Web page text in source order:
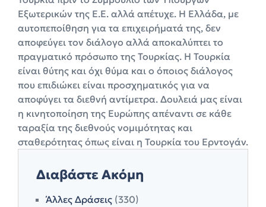
Εξωτερικών της Ε.Ε. αλλά απέτυχε. Η Ελλάδα, με
αυτοπεποίθηση για τα επιχειρήματά της, δεν
αποφεύγει τον διάλογο αλλά αποκαλύπτει το
πραγματικό πρόσωπο της Τουρκίας. Η Τουρκία
είναι θύτης και όχι θύμα και ο όποιος διάλογος
που επιδιώκει είναι προσχηματικός για να
αποφύγει τα διεθνή αντίμετρα. Δουλειά μας είναι
η κινητοποίηση της Ευρώπης απέναντι σε κάθε
ταραξία της διεθνούς νομιμότητας και
σταθερότητας όπως είναι η Τουρκία του Ερντογάν.
Διαβάστε Ακόμη
Άλλες Δράσεις (330)